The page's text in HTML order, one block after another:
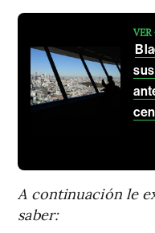
VER
A continuación le
saber: